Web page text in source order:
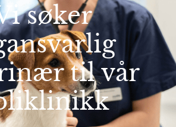
søker
til vår